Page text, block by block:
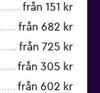
från 151 kr
från 682 kr
från 725 kr
från 305 kr
från 602 kr